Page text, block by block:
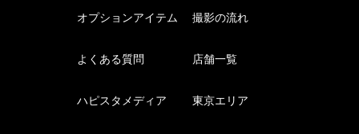
オプションアイテム 撮影の流れ
よくある質問 店舗一覧
ハピスタメディア 東京エリア